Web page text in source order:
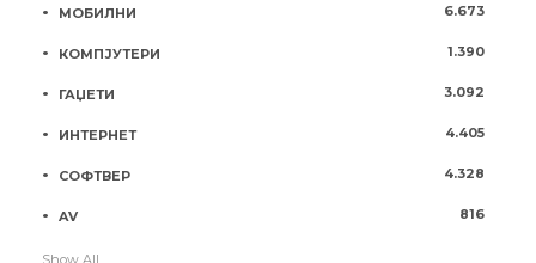
МОБИЛНИ 6.673
КОМПЈУТЕРИ 1.390
ГАЏЕТИ 3.092
ИНТЕРНЕТ 4.405
СОФТВЕР 4.328
AV 816